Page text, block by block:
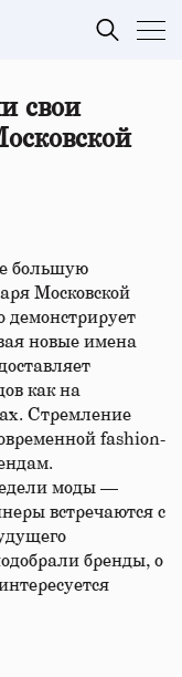
свои
большую
Московской
демонстрирует
новые имена
как на
Стремление
fashion-
моды —
встречаются с
бренды, о